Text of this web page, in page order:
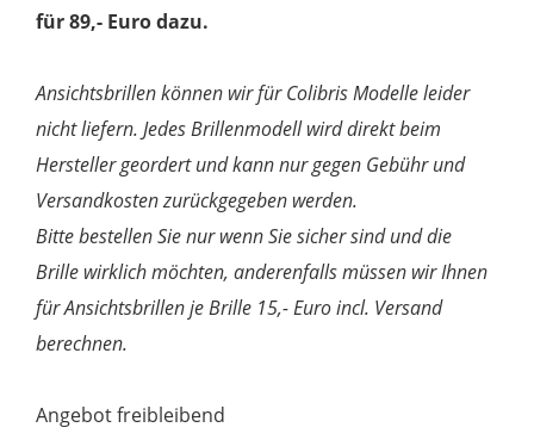
für 89,- Euro dazu.
Ansichtsbrillen können wir für Colibris Modelle leider
nicht liefern. Jedes Brillenmodell wird direkt beim
Hersteller geordert und kann nur gegen Gebühr und
Versandkosten zurückgegeben werden.
Bitte bestellen Sie nur wenn Sie sicher sind und die
Brille wirklich möchten, anderenfalls müssen wir Ihnen
für Ansichtsbrillen je Brille 15,- Euro incl. Versand
berechnen.
Angebot freibleibend